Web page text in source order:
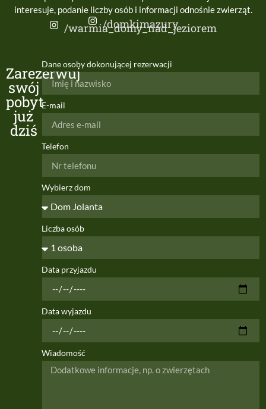
interesuje, podanie liczby osób i informacji odnośnie zwierząt.
/domkimazury
/warmia_domy_nad_jeziorem
Zarezerwuj
swój
pobyt
już
dziś
Dane osoby dokonującej rezerwacji
E-mail
Telefon
Wybierz dom
Liczba osób
Data przyjazdu
Data wyjazdu
Wiadomość